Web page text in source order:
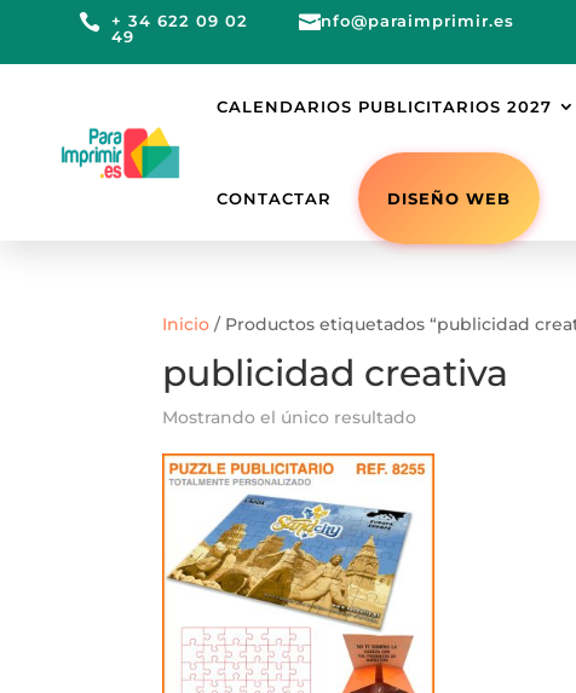
 + 34 622 09 02
49
info@paraimprimir.es
CALENDARIOS PUBLICITARIOS 2027
CONTACTAR DISEÑO WEB
Inicio / Productos etiquetados “publicidad
publicidad creativa
Mostrando el único resultado